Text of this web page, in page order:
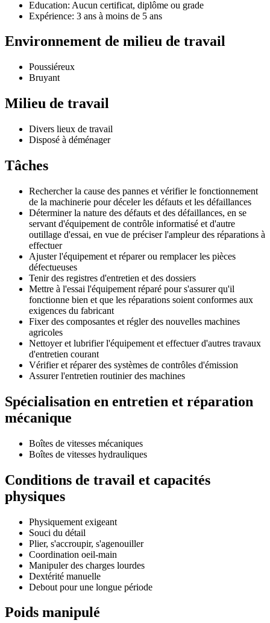
Education: Aucun certificat, diplôme ou grade
Expérience: 3 ans à moins de 5 ans
Environnement de milieu de travail
Poussiéreux
Bruyant
Milieu de travail
Divers lieux de travail
Disposé à déménager
Tâches
Rechercher la cause des pannes et vérifier le fonctionnement
de la machinerie pour déceler les défauts et les défaillances
Déterminer la nature des défauts et des défaillances, en se
servant d'équipement de contrôle informatisé et d'autre
outillage d'essai, en vue de préciser l'ampleur des réparations à
effectuer
Ajuster l'équipement et réparer ou remplacer les pièces
défectueuses
Tenir des registres d'entretien et des dossiers
Mettre à l'essai l'équipement réparé pour s'assurer qu'il
fonctionne bien et que les réparations soient conformes aux
exigences du fabricant
Fixer des composantes et régler des nouvelles machines
agricoles
Nettoyer et lubrifier l'équipement et effectuer d'autres travaux
d'entretien courant
Vérifier et réparer des systèmes de contrôles d'émission
Assurer l'entretien routinier des machines
Spécialisation en entretien et réparation
mécanique
Boîtes de vitesses mécaniques
Boîtes de vitesses hydrauliques
Conditions de travail et capacités
physiques
Physiquement exigeant
Souci du détail
Plier, s'accroupir, s'agenouiller
Coordination oeil-main
Manipuler des charges lourdes
Dextérité manuelle
Debout pour une longue période
Poids manipulé